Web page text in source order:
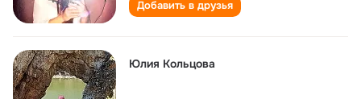
Добавить в друзья
Юлия Кольцова